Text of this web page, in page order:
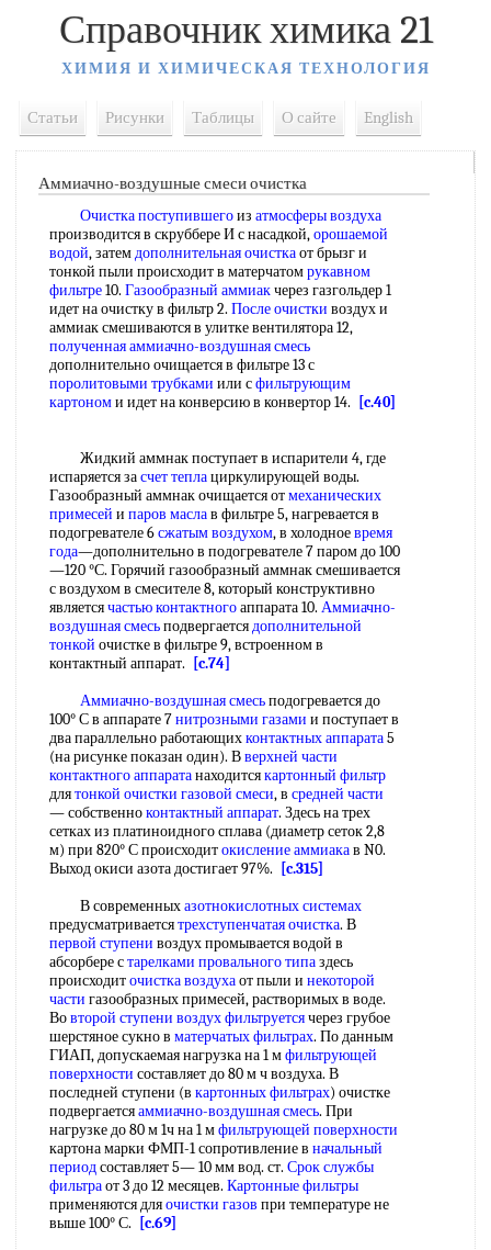
Справочник химика 21
ХИМИЯ И ХИМИЧЕСКАЯ ТЕХНОЛОГИЯ
Статьи Рисунки Таблицы О сайте English
Аммиачно-воздушные смеси очистка
Очистка поступившегоиз атмосферы воздуха
производится в скруббере И с насадкой,орошаемой
водой, затемдополнительная очисткаот брызг и
тонкой пыли происходит в матерчатомрукавном
фильтре10. Газообразный аммиакчерез газгольдер 1
идет на очистку в фильтр 2. После очистки воздух и
аммиак смешиваются в улитке вентилятора 12,
полученная аммиачно-воздушная смесь
дополнительно очищается в фильтре 13 с
поролитовыми трубками или сфильтрующим
картономи идет на конверсию в конвертор 14. [c.40]
Жидкий аммнак поступает в испарители 4, где
испаряется засчет теплациркулирующей воды.
Газообразный аммнак очищается отмеханических
примесей и паров маслав фильтре 5, нагревается в
подогревателе 6сжатым воздухом, в холодноевремя
года—дополнительно в подогревателе 7 паром до 100
—120 °С. Горячий газообразный аммнак смешивается
с воздухом в смесителе 8, который конструктивно
являетсячастью контактногоаппарата 10. Аммиачно-
воздушная смесьподвергаетсядополнительной
тонкой очистке в фильтре 9, встроенном в
контактный аппарат.
[c.74]
Аммиачно-воздушная смесьподогревается до
100° С в аппарате 7нитрозными газами и поступает в
два параллельно работающихконтактных аппарата5
(на рисунке показан один). Вверхней части
контактного аппаратанаходитсякартонный фильтр
длятонкой очистки газовой смеси, в средней части
— собственноконтактный аппарат. Здесь на трех
сетках из платиноидного сплава (диаметр сеток 2,8
м) при 820° С происходитокисление аммиакав N0.
Выход окиси азота достигает 97%.
[c.315]
В современныхазотнокислотных системах
предусматриваетсятрехступенчатая очистка. В
первой ступени воздух промывается водой в
абсорбере старелками провального типаздесь
происходиточистка воздухаот пыли и некоторой
части газообразных примесей, растворимых в воде.
Вовторой ступени воздух фильтруетсячерез грубое
шерстяное сукно в матерчатых фильтрах. По данным
ГИАП, допускаемая нагрузка на 1 мфильтрующей
поверхности составляет до 80 м ч воздуха. В
последней ступени (в картонных фильтрах) очистке
подвергаетсяаммиачно-воздушная смесь. При
нагрузке до 80 м 1ч на 1 мфильтрующей поверхности
картона марки ФМП-1 сопротивление в начальный
периодсоставляет 5— 10 мм вод. ст. Срок службы
фильтраот 3 до 12 месяцев. Картонные фильтры
применяются дляочистки газов при температуре не
выше 100° С.
[c.69]